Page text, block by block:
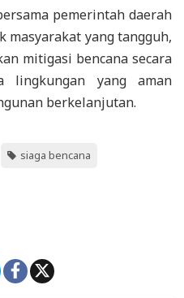
pemerintah daerah
masyarakat yang tangguh,
mitigasi bencana secara
lingkungan yang aman
berkelanjutan.
siaga bencana